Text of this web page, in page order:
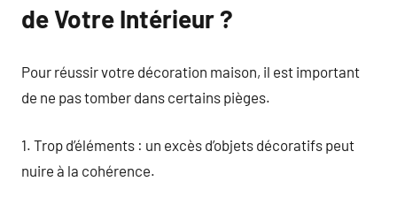
de Votre Intérieur ?
Pour réussir votre décoration maison, il est important
de ne pas tomber dans certains pièges.
1. Trop d’éléments : un excès d’objets décoratifs peut
nuire à la cohérence.